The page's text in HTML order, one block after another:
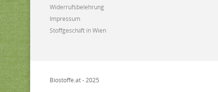
Widerrufsbelehrung
Impressum
Stoffgeschäft in Wien
Biostoffe.at - 2025